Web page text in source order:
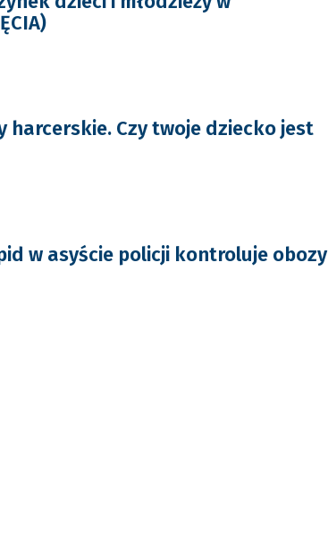
harcerskie. Czy twoje dziecko jest
w asyście policji kontroluje obozy